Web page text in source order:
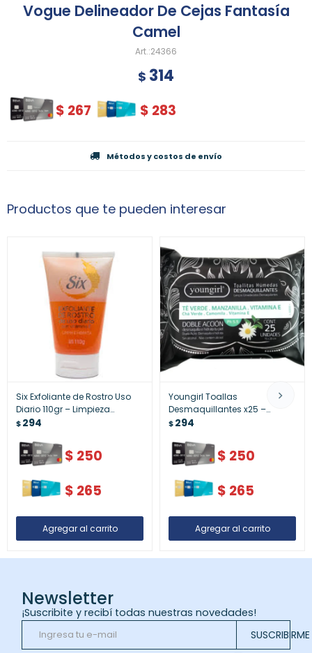
Vogue Delineador De Cejas Fantasía
Camel
24366
$ 314
$ 267 $ 283
Métodos y costos de envío
Productos que te pueden interesar
Six Exfoliante de Rostro Uso
Diario 110gr – Limpieza
Profunda y Piel Renovada
$294
$ 250
$ 265
Youngirl Toallas
Desmaquillantes x25 –
Limpieza Facial Suave
$294
$ 250
$ 265
Newsletter
¡Suscribite y recibí todas nuestras novedades!
SUSCRIBIRME